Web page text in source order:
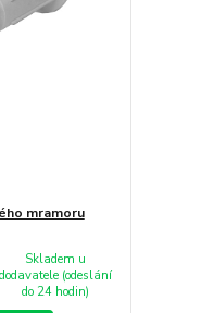
mramoru
Skladem u
dodavatele (odeslání
do 24 hodin)